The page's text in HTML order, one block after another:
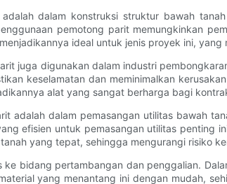
dalam konstruksi struktur bawah
pemotong parit memungkinkan
ideal untuk jenis proyek ini,
juga digunakan dalam industri
keselamatan dan meminimalkan
alat yang sangat berharga bagi
adalah dalam pemasangan utilitas bawah
efisien untuk pemasangan utilitas
yang tepat, sehingga mengurangi risiko
bidang pertambangan dan penggalian.
yang menantang ini dengan mudah,